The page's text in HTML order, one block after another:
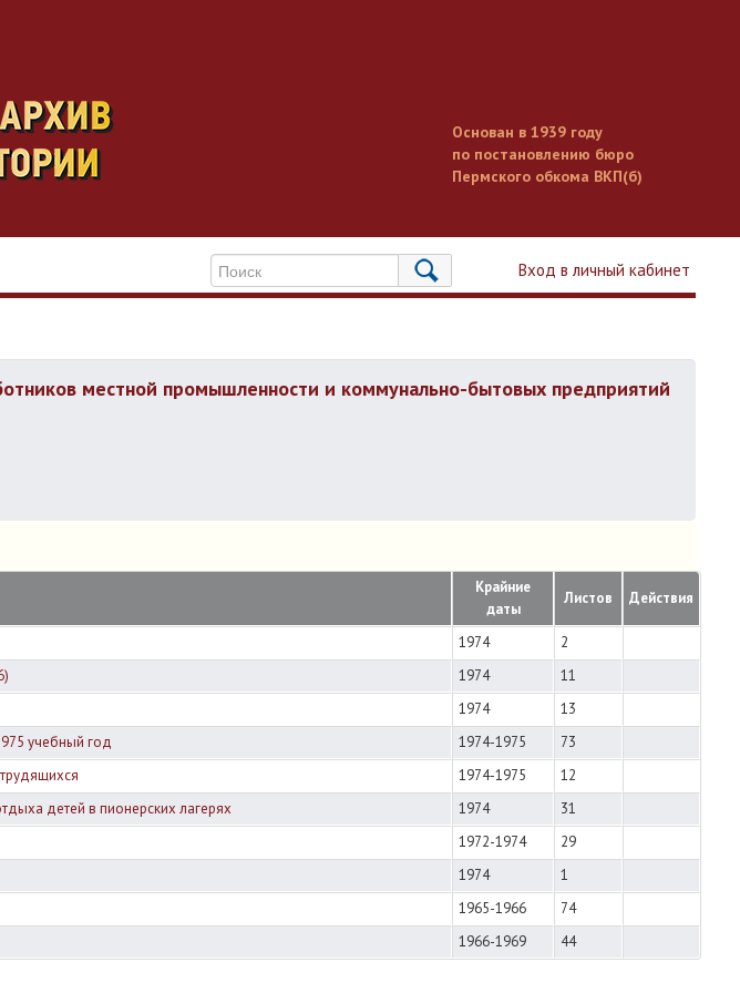
Основан в 1939 году
по постановлению бюро
Пермского обкома ВКП(б)
Вход в личный кабинет
местной промышленности и коммунально-бытовых предприятий
Крайние
даты
Листов Действия
1974
2
1974
11
1974
13
учебный год 1974-1975
73
1974-1975
12
детей в пионерских лагерях 1974
31
1972-1974
29
1974
1
1965-1966
74
1966-1969 44